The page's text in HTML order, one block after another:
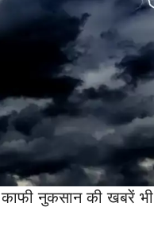
नुकसान की खबरें भी